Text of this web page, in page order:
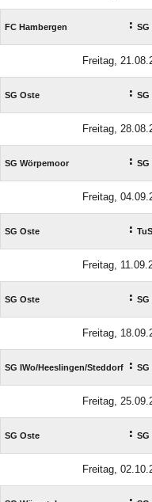
FC Hambergen : SG
Freitag,
SG Oste : SG
Freitag,
SG Wörpemoor : SG
Freitag,
SG Oste :
Freitag,
SG Oste : SG
Freitag,
SG IWo/​Heeslingen/​Steddorf : SG
Freitag,
SG Oste : SG
Freitag,